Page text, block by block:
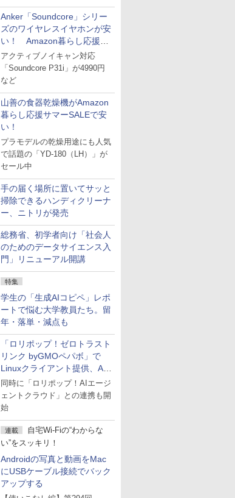
Anker「Soundcore」シリー
ズのワイヤレスイヤホンが安
い！ Amazon暮らし応援サ
マーSALE
アクティブノイキャン対応
「Soundcore P31i」が4990円
など
山善の食器乾燥機がAmazon
暮らし応援サマーSALEで安
い！
プラモデルの乾燥用途にも人気
で話題の「YD-180（LH）」が
セール中
手の届く場所に置いてサッと
掃除できるハンディクリーナ
ー、ニトリが発売
総務省、初学者向け「社会人
のためのデータサイエンス入
門」リニューアル開講
特集
学生の「生成AIコピペ」レポ
ートで悩む大学教員たち。留
年・落単・減点も
「ロリポップ！ゼロトラスト
リンク byGMOペパボ」で
Linuxクライアント提供、AI
エージェントの接続が容易に
同時に「ロリポップ！AIエージ
ェントクラウド」との連携も開
始
連載
自宅Wi-Fiの“わからな
い”をスッキリ！
Androidの写真と動画をMac
にUSBケーブル接続でバック
アップする